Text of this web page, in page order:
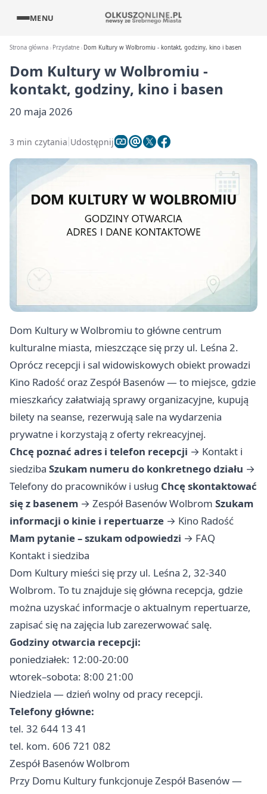
MENU
Strona główna Przydatne Dom Kultury w Wolbromiu - kontakt, godziny, kino i basen
Dom Kultury w Wolbromiu -
kontakt, godziny, kino i basen
20 maja 2026
3 min czytania Udostępnij
Dom Kultury w Wolbromiu to główne centrum
kulturalne miasta, mieszczące się przy ul. Leśna 2.
Oprócz recepcji i sal widowiskowych obiekt prowadzi
Kino Radość oraz Zespół Basenów — to miejsce, gdzie
mieszkańcy załatwiają sprawy organizacyjne, kupują
bilety na seanse, rezerwują sale na wydarzenia
prywatne i korzystają z oferty rekreacyjnej.
Chcę poznać adres i telefon recepcji → Kontakt i
siedziba Szukam numeru do konkretnego działu →
Telefony do pracowników i usług Chcę skontaktować
się z basenem → Zespół Basenów Wolbrom Szukam
informacji o kinie i repertuarze → Kino Radość
Mam pytanie – szukam odpowiedzi → FAQ
Kontakt i siedziba
Dom Kultury mieści się przy ul. Leśna 2, 32-340
Wolbrom. To tu znajduje się główna recepcja, gdzie
można uzyskać informacje o aktualnym repertuarze,
zapisać się na zajęcia lub zarezerwować salę.
Godziny otwarcia recepcji:
poniedziałek: 12:00-20:00
wtorek–sobota: 8:00 21:00
Niedziela — dzień wolny od pracy recepcji.
Telefony główne:
tel. 32 644 13 41
tel. kom. 606 721 082
Zespół Basenów Wolbrom
Przy Domu Kultury funkcjonuje Zespół Basenów —